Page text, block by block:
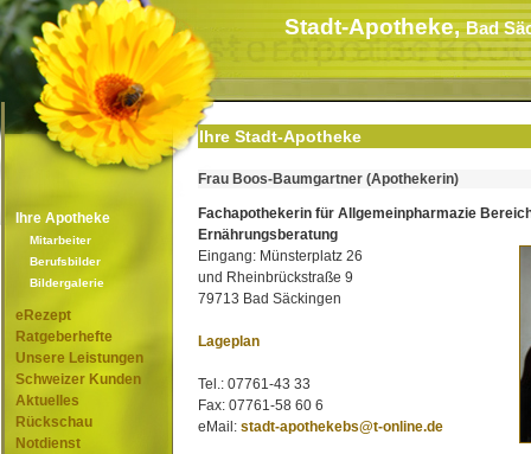
Stadt-Apotheke,Bad
Ihre Apotheke
Mitarbeiter
Berufsbilder
Bildergalerie
eRezept
Ratgeberhefte
Unsere Leistungen
Schweizer Kunden
Aktuelles
Rückschau
Notdienst
Ihre Stadt-Apotheke
Frau Boos-Baumgartner (Apothekerin)
Fachapothekerin für Allgemeinpharmazie
Ernährungsberatung
Eingang: Münsterplatz 26
und Rheinbrückstraße 9
79713 Bad Säckingen
Lageplan
Tel.: 07761-43 33
Fax: 07761-58 60 6
eMail: stadt-apothekebs@t-online.de